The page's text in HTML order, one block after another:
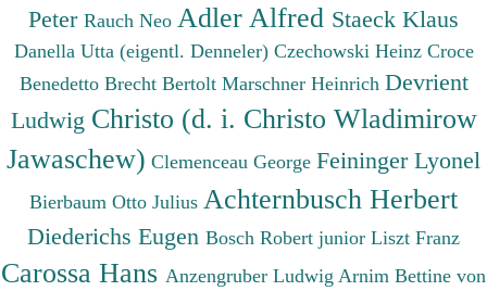
Peter Rauch Neo Adler Alfred Staeck Klaus
Danella Utta (eigentl. Denneler) Czechowski Heinz Croce
Benedetto Brecht Bertolt Marschner Heinrich Devrient
Ludwig Christo (d. i. Christo Wladimirow
Jawaschew) Clemenceau George Feininger Lyonel
Bierbaum Otto Julius Achternbusch Herbert
Diederichs Eugen Bosch Robert junior Liszt Franz
Carossa Hans Anzengruber Ludwig Arnim Bettine von